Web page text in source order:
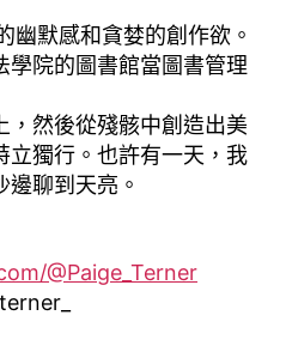
幽默感和貪婪的創作欲。
學院的圖書館當圖書管理
，然後從殘骸中創造出美
立獨行。也許有一天，我
聊到天亮。
@Paige_Terner